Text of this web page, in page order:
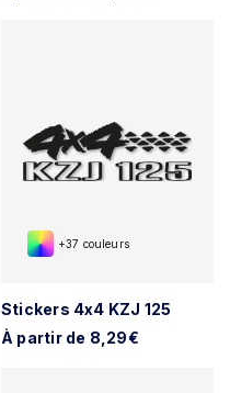
+37 couleurs
Stickers 4x4 KZJ 125
À partir de 8,29€